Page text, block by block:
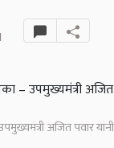
अजित पवार यांनी